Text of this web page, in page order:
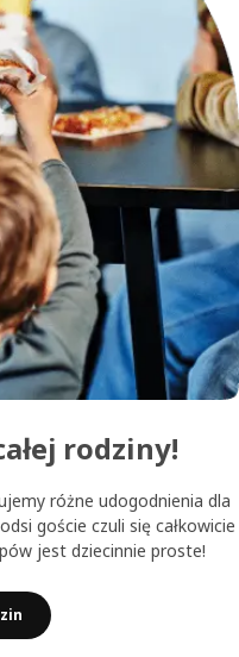
rodziny!
różne udogodnienia dla
goście czuli się całkowicie
jest dziecinnie proste!